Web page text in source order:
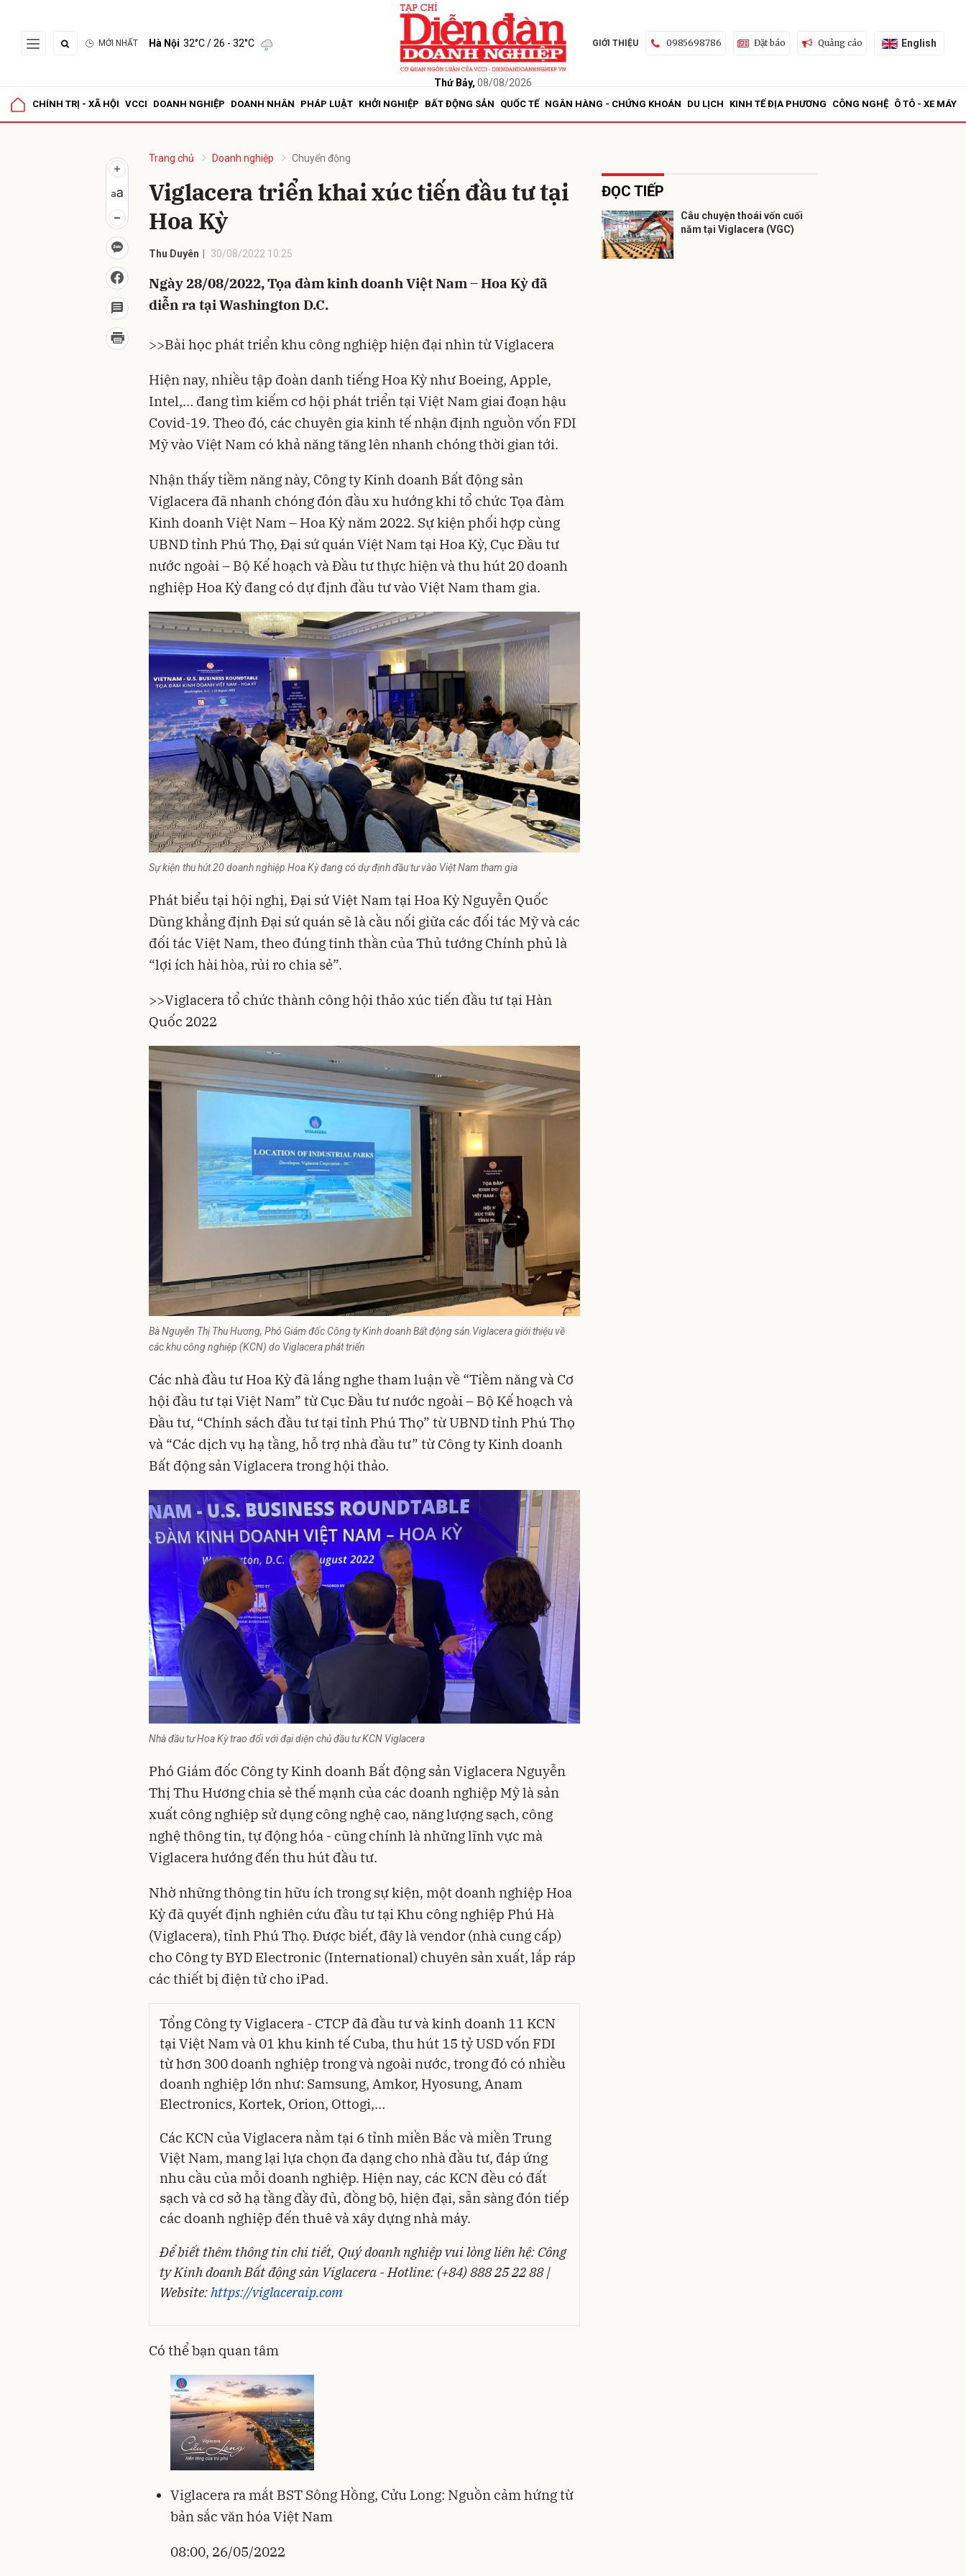
MỚI NHẤT Hà Nội 32°C/ 26 - 32°C
Thứ Bảy, 08/08/2026
GIỚI THIỆU 0985698786 Đặt báo Quảng cáo English
CHÍNH TRỊ - XÃ HỘI VCCI DOANH NGHIỆP DOANH NHÂN PHÁP LUẬT KHỞI NGHIỆP BẤT ĐỘNG SẢN QUỐC TẾ NGÂN HÀNG - CHỨNG KHOÁN DU LỊCH KINH TẾ ĐỊA PHƯƠNG CÔNG NGHỆ Ô TÔ - XE MÁY
Trang chủ Doanh nghiệp Chuyển động
Viglacera triển khai xúc tiến đầu tư tại
Hoa Kỳ
Thu Duyên 30/08/2022 10:25
Ngày 28/08/2022, Tọa đàm kinh doanh Việt Nam – Hoa Kỳ đã
diễn ra tại Washington D.C.
>>Bài học phát triển khu công nghiệp hiện đại nhìn từ Viglacera
Hiện nay, nhiều tập đoàn danh tiếng Hoa Kỳ như Boeing, Apple,
Intel,… đang tìm kiếm cơ hội phát triển tại Việt Nam giai đoạn hậu
Covid-19. Theo đó, các chuyên gia kinh tế nhận định nguồn vốn FDI
Mỹ vào Việt Nam có khả năng tăng lên nhanh chóng thời gian tới.
Nhận thấy tiềm năng này, Công ty Kinh doanh Bất động sản
Viglacera đã nhanh chóng đón đầu xu hướng khi tổ chức Tọa đàm
Kinh doanh Việt Nam – Hoa Kỳ năm 2022. Sự kiện phối hợp cùng
UBND tỉnh Phú Thọ, Đại sứ quán Việt Nam tại Hoa Kỳ, Cục Đầu tư
nước ngoài – Bộ Kế hoạch và Đầu tư thực hiện và thu hút 20 doanh
nghiệp Hoa Kỳ đang có dự định đầu tư vào Việt Nam tham gia.
Sự kiện thu hút 20 doanh nghiệp Hoa Kỳ đang có dự định đầu tư vào Việt Nam tham gia
Phát biểu tại hội nghị, Đại sứ Việt Nam tại Hoa Kỳ Nguyễn Quốc
Dũng khẳng định Đại sứ quán sẽ là cầu nối giữa các đối tác Mỹ và các
đối tác Việt Nam, theo đúng tinh thần của Thủ tướng Chính phủ là
“lợi ích hài hòa, rủi ro chia sẻ”.
>>Viglacera tổ chức thành công hội thảo xúc tiến đầu tư tại Hàn
Quốc 2022
Bà Nguyễn Thị Thu Hương, Phó Giám đốc Công ty Kinh doanh Bất động sản Viglacera giới thiệu về
các khu công nghiệp (KCN) do Viglacera phát triển
Các nhà đầu tư Hoa Kỳ đã lắng nghe tham luận về “Tiềm năng và Cơ
hội đầu tư tại Việt Nam” từ Cục Đầu tư nước ngoài – Bộ Kế hoạch và
Đầu tư, “Chính sách đầu tư tại tỉnh Phú Thọ” từ UBND tỉnh Phú Thọ
và “Các dịch vụ hạ tầng, hỗ trợ nhà đầu tư” từ Công ty Kinh doanh
Bất động sản Viglacera trong hội thảo.
Nhà đầu tư Hoa Kỳ trao đổi với đại diện chủ đầu tư KCN Viglacera
Phó Giám đốc Công ty Kinh doanh Bất động sản Viglacera Nguyễn
Thị Thu Hương chia sẻ thế mạnh của các doanh nghiệp Mỹ là sản
xuất công nghiệp sử dụng công nghệ cao, năng lượng sạch, công
nghệ thông tin, tự động hóa - cũng chính là những lĩnh vực mà
Viglacera hướng đến thu hút đầu tư.
Nhờ những thông tin hữu ích trong sự kiện, một doanh nghiệp Hoa
Kỳ đã quyết định nghiên cứu đầu tư tại Khu công nghiệp Phú Hà
(Viglacera), tỉnh Phú Thọ. Được biết, đây là vendor (nhà cung cấp)
cho Công ty BYD Electronic (International) chuyên sản xuất, lắp ráp
các thiết bị điện tử cho iPad.
Tổng Công ty Viglacera - CTCP đã đầu tư và kinh doanh 11 KCN
tại Việt Nam và 01 khu kinh tế Cuba, thu hút 15 tỷ USD vốn FDI
từ hơn 300 doanh nghiệp trong và ngoài nước, trong đó có nhiều
doanh nghiệp lớn như: Samsung, Amkor, Hyosung, Anam
Electronics, Kortek, Orion, Ottogi,…
Các KCN của Viglacera nằm tại 6 tỉnh miền Bắc và miền Trung
Việt Nam, mang lại lựa chọn đa dạng cho nhà đầu tư, đáp ứng
nhu cầu của mỗi doanh nghiệp. Hiện nay, các KCN đều có đất
sạch và cơ sở hạ tầng đầy đủ, đồng bộ, hiện đại, sẵn sàng đón tiếp
các doanh nghiệp đến thuê và xây dựng nhà máy.
Để biết thêm thông tin chi tiết, Quý doanh nghiệp vui lòng liên hệ: Công
ty Kinh doanh Bất động sản Viglacera - Hotline: (+84) 888 25 22 88 |
Website:https://viglaceraip.com
Có thể bạn quan tâm
Viglacera ra mắt BST Sông Hồng, Cửu Long: Nguồn cảm hứng từ
bản sắc văn hóa Việt Nam
08:00, 26/05/2022
ĐỌC TIẾP
Câu chuyện thoái vốn cuối
năm tại Viglacera (VGC)
Gửi